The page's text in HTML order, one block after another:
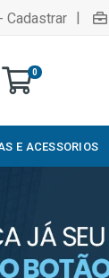
Cadastrar |
0
E ACESSORIOS